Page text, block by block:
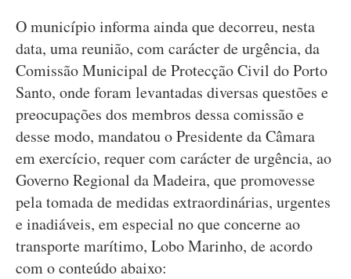
O município informa ainda que decorreu, nesta
data, uma reunião, com carácter de urgência, da
Comissão Municipal de Protecção Civil do Porto
Santo, onde foram levantadas diversas questões e
preocupações dos membros dessa comissão e
desse modo, mandatou o Presidente da Câmara
em exercício, requer com carácter de urgência, ao
Governo Regional da Madeira, que promovesse
pela tomada de medidas extraordinárias, urgentes
e inadiáveis, em especial no que concerne ao
transporte marítimo, Lobo Marinho, de acordo
com o conteúdo abaixo: